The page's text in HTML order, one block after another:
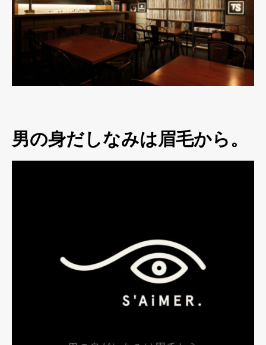
男の身だしなみは眉毛から。